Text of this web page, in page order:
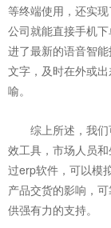
等终端使用，还实
公司就能直接手机
进了最新的语音智
文字，及时在外或
喻。
综上所述，我们
效工具，市场人员
过erp软件，可以模
产品交货的影响，
供强有力的支持。